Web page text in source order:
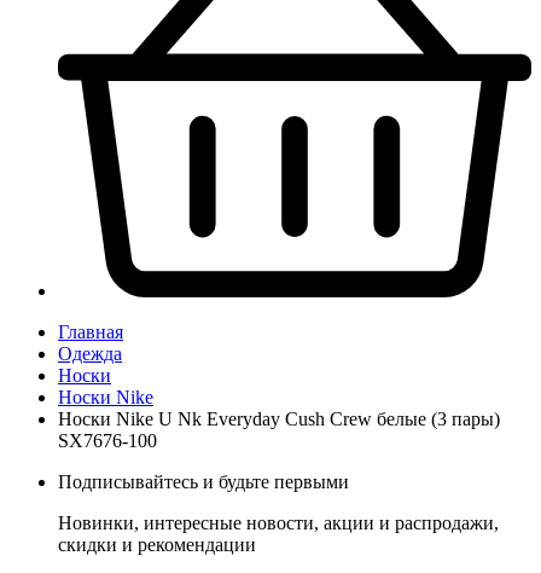
Главная
Одежда
Носки
Носки Nike
Носки Nike U Nk Everyday Cush Crew белые (3 пары)
SX7676-100
Подписывайтесь и будьте первыми
Новинки, интересные новости, акции и распродажи,
скидки и рекомендации